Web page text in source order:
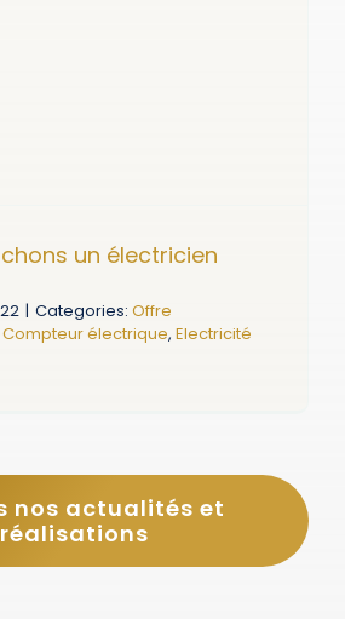
un électricien
| Categories: Offre
Compteur électrique, Electricité
nos actualités et
réalisations